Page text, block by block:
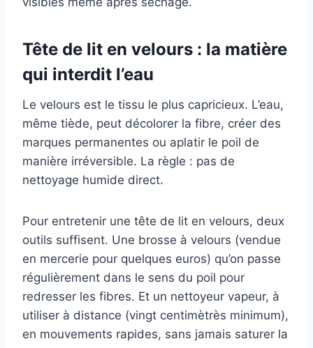
Tête de lit en velours : la matière
qui interdit l’eau
Le velours est le tissu le plus capricieux. L’eau,
même tiède, peut décolorer la fibre, créer des
marques permanentes ou aplatir le poil de
manière irréversible. La règle : pas de
nettoyage humide direct.
Pour entretenir une tête de lit en velours, deux
outils suffisent. Une brosse à velours (vendue
en mercerie pour quelques euros) qu’on passe
régulièrement dans le sens du poil pour
redresser les fibres. Et un nettoyeur vapeur, à
utiliser à distance (vingt centimètrès minimum),
en mouvements rapides, sans jamais saturer la